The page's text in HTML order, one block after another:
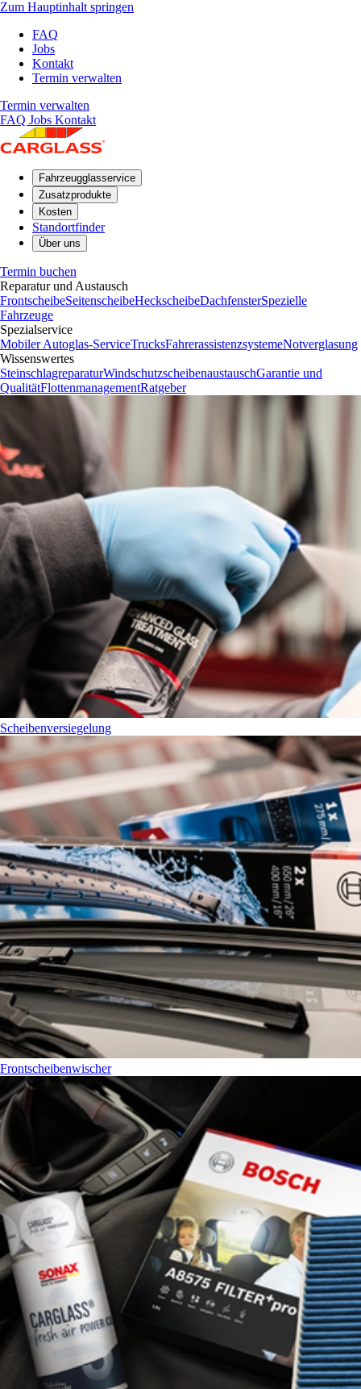
Zum Hauptinhalt springen
FAQ
Jobs
Kontakt
Termin verwalten
Termin verwalten
FAQ Jobs Kontakt
Fahrzeugglasservice
Zusatzprodukte
Kosten
Standortfinder
Über uns
Termin buchen
Reparatur und Austausch
FrontscheibeSeitenscheibeHeckscheibeDachfensterSpezielle
Fahrzeuge
Spezialservice
Mobiler Autoglas-ServiceTrucksFahrerassistenzsystemeNotverglasung
Wissenswertes
SteinschlagreparaturWindschutzscheibenaustauschGarantie und
QualitätFlottenmanagementRatgeber
Scheibenversiegelung
Frontscheibenwischer